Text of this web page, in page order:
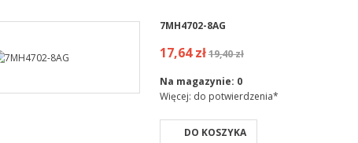
7MH4702-8AG
17,64 zł19,40 zł
Na magazynie: 0
Więcej: do potwierdzenia*
DO KOSZYKA